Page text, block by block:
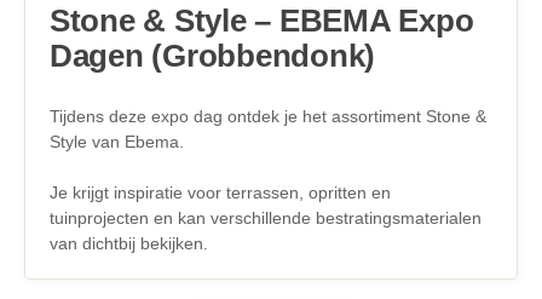
Stone & Style – EBEMA Expo
Dagen (Grobbendonk)
Tijdens deze expo dag ontdek je het assortiment Stone &
Style van Ebema.
Je krijgt inspiratie voor terrassen, opritten en
tuinprojecten en kan verschillende bestratingsmaterialen
van dichtbij bekijken.